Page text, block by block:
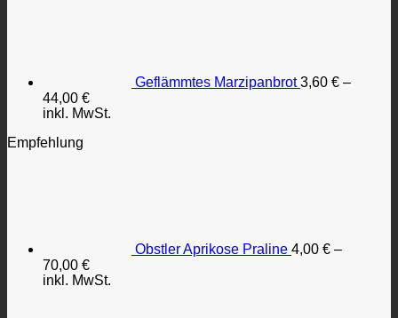
Geflämmtes Marzipanbrot 3,60 € –
44,00 €
inkl. MwSt.
Empfehlung
Obstler Aprikose Praline 4,00 € –
70,00 €
inkl. MwSt.